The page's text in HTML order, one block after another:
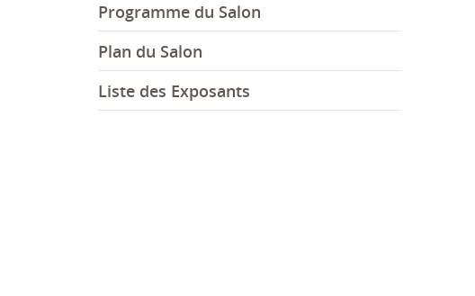
Programme du Salon
Plan du Salon
Liste des Exposants